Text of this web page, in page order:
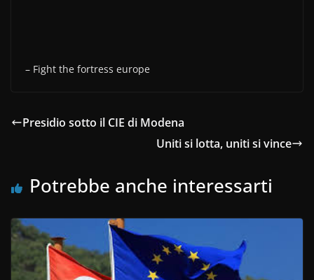
– Fight the fortress europe
Presidio sotto il CIE di Modena
Uniti si lotta, uniti si vince
Potrebbe anche interessarti